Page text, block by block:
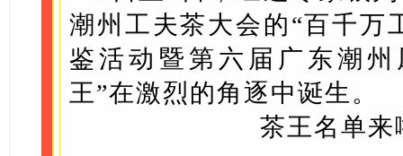
潮州工夫茶大会的“百千万
鉴活动暨第六届广东潮
王”在激烈的角逐中诞生。
茶王名单来